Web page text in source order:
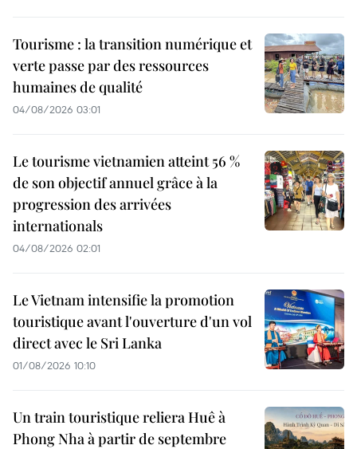
Tourisme : la transition numérique et
verte passe par des ressources
humaines de qualité
04/08/2026 03:01
Le tourisme vietnamien atteint 56 %
de son objectif annuel grâce à la
progression des arrivées
internationals
04/08/2026 02:01
Le Vietnam intensifie la promotion
touristique avant l'ouverture d'un vol
direct avec le Sri Lanka
01/08/2026 10:10
Un train touristique reliera Huê à
Phong Nha à partir de septembre